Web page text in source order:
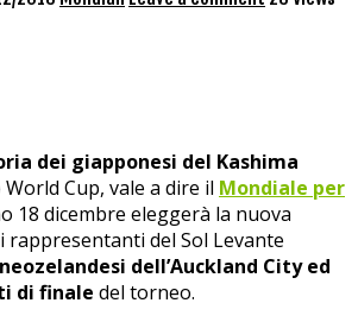
dei giapponesi del Kashima
World Cup, vale a dire il Mondiale per
18 dicembre eleggerà la nuova
rappresentanti del Sol Levante
dell’Auckland City ed
di finale del torneo.